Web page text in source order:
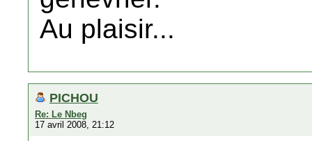
Au plaisir...
PICHOU
Re: Le Nbeg
17 avril 2008, 21:12